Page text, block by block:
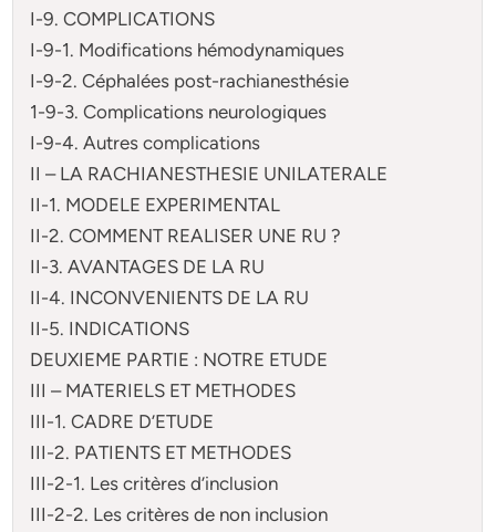
I-9. COMPLICATIONS
I-9-1. Modifications hémodynamiques
I-9-2. Céphalées post-rachianesthésie
1-9-3. Complications neurologiques
I-9-4. Autres complications
II – LA RACHIANESTHESIE UNILATERALE
II-1. MODELE EXPERIMENTAL
II-2. COMMENT REALISER UNE RU ?
II-3. AVANTAGES DE LA RU
II-4. INCONVENIENTS DE LA RU
II-5. INDICATIONS
DEUXIEME PARTIE : NOTRE ETUDE
III – MATERIELS ET METHODES
III-1. CADRE D’ETUDE
III-2. PATIENTS ET METHODES
III-2-1. Les critères d’inclusion
III-2-2. Les critères de non inclusion